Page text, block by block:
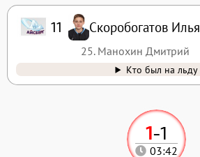
1-1
03:42
11 Скоробогатов Илья
25. Манохин Дмитрий
Кто был на льду